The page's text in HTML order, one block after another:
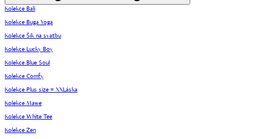
Kolekce Bali
Kolekce Buga Yoga
Kolekce Šik na svatbu
Kolekce Lucky Boy
Kolekce Blue Soul
Kolekce Comfy
Kolekce Plus size = XXLáska
Kolekce Mawe
Kolekce White Tee
Kolekce Zen